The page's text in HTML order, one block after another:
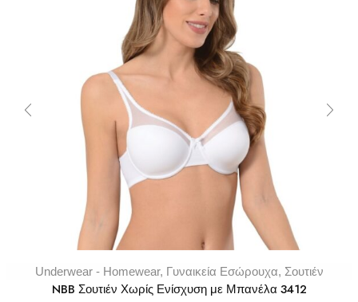
Underwear - Homewear, Γυναικεία Εσώρουχα, Σουτιέν
NBB Σουτιέν Χωρίς Ενίσχυση με Μπανέλα 3412